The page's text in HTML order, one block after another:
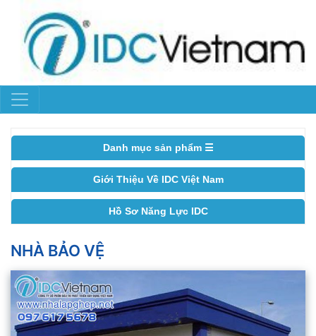
Danh mục sản phẩm ☰
Giới Thiệu Về IDC Việt Nam
Hồ Sơ Năng Lực IDC
NHÀ BẢO VỆ